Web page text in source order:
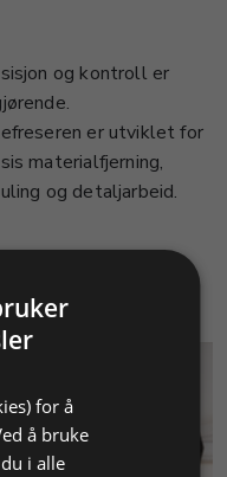
er utviklet for
materialfjerning,
og detaljarbeid.
for å
å bruke
i alle